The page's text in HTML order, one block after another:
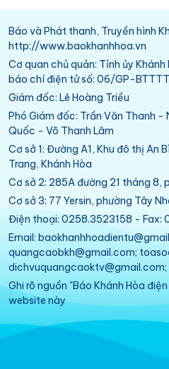
Báo và Phát thanh, Truyền hình
http://www.baokhanhhoa.vn
Cơ quan chủ quản: Tỉnh ủy
báo chí điện tử số: 06/GP-
Giám đốc: Lê Hoàng Triều
Phó Giám đốc: Trần Văn Thanh -
Quốc - Võ Thanh Lâm
Cơ sở 1: Đường A1, Khu đô thị An
Trang, Khánh Hòa
Cơ sở 2: 285A đường 21 tháng 8,
Cơ sở 3: 77 Yersin, phường Tây
Điện thoại: 0258.3523158 - Fax:
Email:
quangcaobkh@gmail.com;
dichvuquangcaoktv@gmail.com;
Ghi rõ nguồn "Báo Khánh Hòa
website này